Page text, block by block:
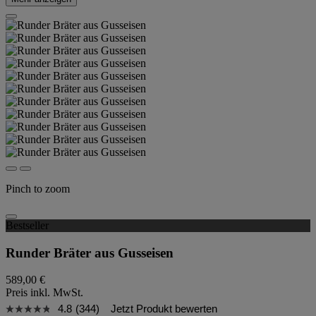
Pinch to zoom
Bestseller
Runder Bräter aus Gusseisen
589,00 €
Preis inkl. MwSt.
4.8 (344) Jetzt Produkt bewerten